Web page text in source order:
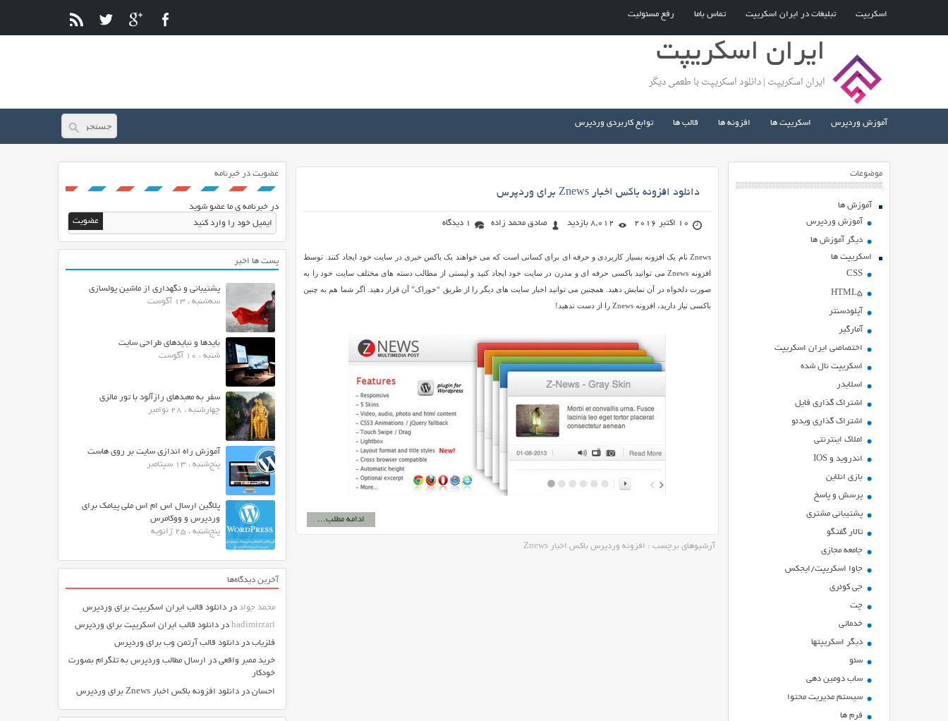
اسکریپت تبلیغات در ایران اسکریپت تماس باما رفع مسئولیت
ایران اسکریپت
ایران اسکریپت | دانلود اسکریپت با طعمی دیگر
آموزش وردپرس اسکریپت ها افزونه ها قالب ها توابع کاربردی وردپرس
موضوعات
آموزش ها
آموزش وردپرس
دیگر آموزش ها
اسکریپت ها
CSS
HTML5
آپلودسنتر
آمارگیر
اختصاصی ایران اسکریپت
اسکریپت نال شده
اسلایدر
اشتراك گذاري فايل
اشتراک گذاری ویدئو
املاک اینترنتی
اندروید و IOS
بازي انلاين
پرسش و پاسخ
پشتیبانی مشتری
تالار گفتگو
جامعه مجازی
جاوا اسکریپت/ایجکس
جی کوئری
چت
خدماتی
ديگر اسكريپتها
سئو
ساب دومین دهی
سیستم مدیریت محتوا
فرم ها
دانلود افزونه باکس اخبار Znews برای وردپرس
10 اکتبر 2016 8,012 بازدید صادق محمد زاده 1 دیدگاه
Znews نام یک افزونه بسیار کاربردی و حرفه ای برای کسانی است که می خواهند یک باکس خبری در سایت خود ایجاد کنند. توسط
افزونه Znews می توانید باکسی حرفه ای و مدرن در سایت خود ایجاد کنید و لیستی از مطالب دسته های مختلف سایت خود را به
صورت دلخواه در آن نمایش دهید. همچنین می توانید اخبار سایت های دیگر را از طریق “خوراک” آن قرار دهید. اگر شما هم به چنین
باکسی نیاز دارید، افزونه Znews را از دست ندهید!
ادامه مطلب...
آرشیوهای برچسب : افزونه وردپرس باکس اخبار Znews
عضویت در خبرنامه
در خبرنامه ی ما عضو شوید
پست ها اخیر
پشتیبانی و نگهداری از ماشین پولسازی
سه‌شنبه ، 13 آگوست
بایدها و نبایدهای طراحی سایت
شنبه ، 10 آگوست
سفر به معبدهای رازآلود با تور مالزی
چهارشنبه ، 28 نوامبر
آموزش راه اندازی سایت بر روی هاست
پنج‌شنبه ، 13 سپتامبر
پلاگین ارسال اس ام اس ملی پیامک برای
وردپرس و ووکامرس
پنج‌شنبه ، 25 ژانویه
آخرین دیدگاه‌ها
محمد جواد در دانلود قالب ایران اسکریپت برای وردپرس
hadimirzari در دانلود قالب ایران اسکریپت برای وردپرس
فلزیاب در دانلود قالب آرتمن وب برای وردپرس
خرید ممبر واقعی در ارسال مطالب وردپرس به تلگرام بصورت
خودکار
احسان در دانلود افزونه باکس اخبار Znews برای وردپرس